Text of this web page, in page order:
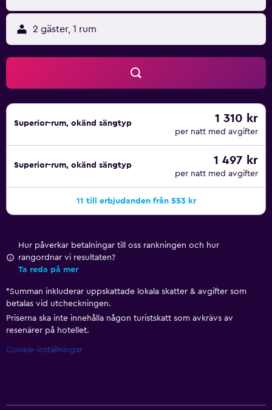
2 gäster, 1 rum
Superior-rum, okänd sängtyp 1 310 kr
per natt med avgifter
Superior-rum, okänd sängtyp 1 497 kr
per natt med avgifter
11 till erbjudanden från 553 kr
Hur påverkar betalningar till oss rankningen och hur
rangordnar vi resultaten?
Ta reda på mer
*Summan inkluderar uppskattade lokala skatter & avgifter som
betalas vid utcheckningen.
Priserna ska inte innehålla någon turistskatt som avkrävs av
resenärer på hotellet.
Cookie-inställningar